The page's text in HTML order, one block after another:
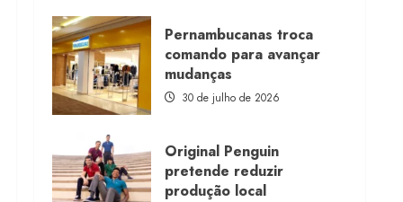
Morena
Rosa
lança
franquia
com
estoque
consignado
Pernambucanas troca
comando para avançar
mudanças
30 de julho de 2026
Original Penguin
pretende reduzir
produção local